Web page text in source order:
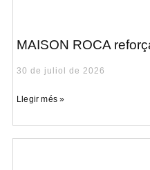
MAISON ROCA
30 de juliol de 2026
Llegir més »